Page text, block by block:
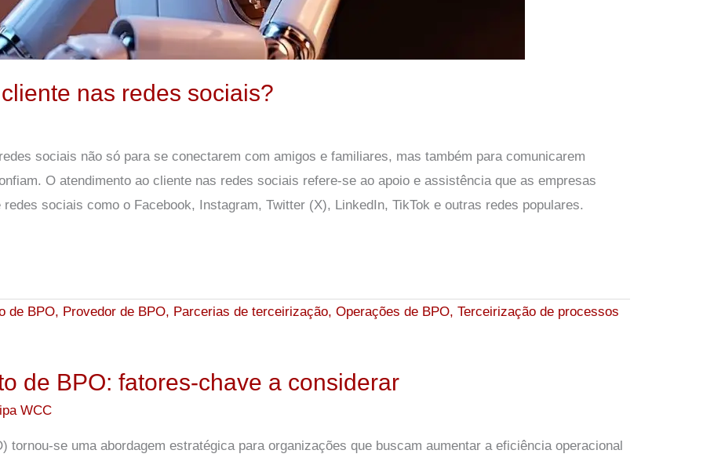
nas redes sociais?
sociais não só para se conectarem com amigos e familiares, mas também para comunicarem
O atendimento ao cliente nas redes sociais refere-se ao apoio e assistência que as empresas
sociais como o Facebook, Instagram, Twitter (X), LinkedIn, TikTok e outras redes populares.
de BPO: fatores-chave a considerar
WCC
tornou-se uma abordagem estratégica para organizações que buscam aumentar a eficiência operacional